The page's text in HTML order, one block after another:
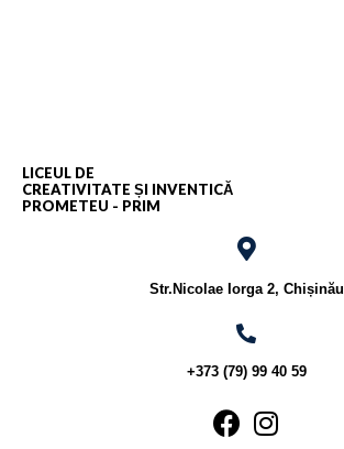
LICEUL DE
CREATIVITATE ȘI INVENTICĂ
PROMETEU - PRIM
Str.Nicolae Iorga 2, Chișinău
+373 (79) 99 40 59